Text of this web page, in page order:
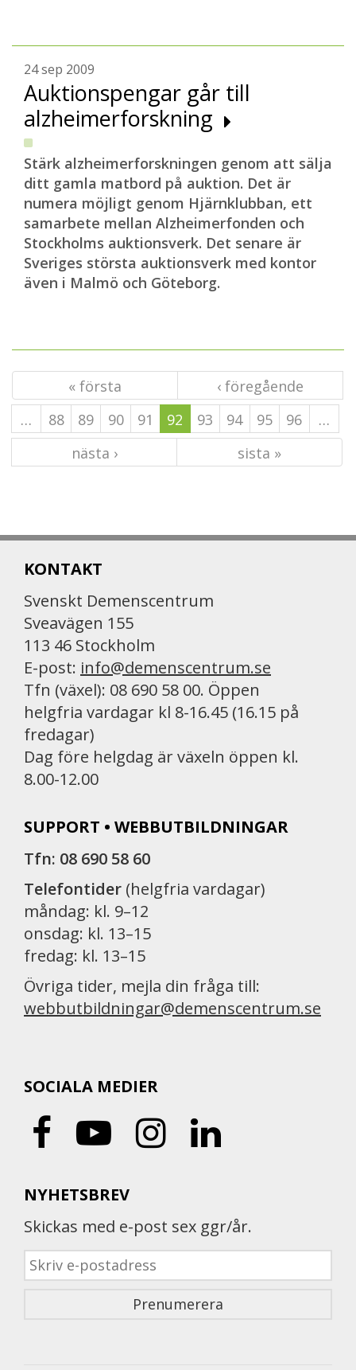
24 sep 2009
Auktionspengar går till
alzheimerforskning
Stärk alzheimerforskningen genom att sälja
ditt gamla matbord på auktion. Det är
numera möjligt genom Hjärnklubban, ett
samarbete mellan Alzheimerfonden och
Stockholms auktionsverk. Det senare är
Sveriges största auktionsverk med kontor
även i Malmö och Göteborg.
« första
‹ föregående
…
88 89 90 91 92 93 94 95 96
…
nästa ›
sista »
KONTAKT
Svenskt Demenscentrum
Sveavägen 155
113 46 Stockholm
E-post: info@demenscentrum.se
Tfn (växel): 08 690 58 00. Öppen
helgfria vardagar kl 8-16.45 (16.15 på
fredagar)
Dag före helgdag är växeln öppen kl.
8.00-12.00
SUPPORT • WEBBUTBILDNINGAR
Tfn: 08 690 58 60
Telefontider (helgfria vardagar)
måndag: kl. 9–12
onsdag: kl. 13–15
fredag: kl. 13–15
Övriga tider, mejla din fråga till:
webbutbildningar@demenscentrum.se
SOCIALA MEDIER
NYHETSBREV
Skickas med e-post sex ggr/år.